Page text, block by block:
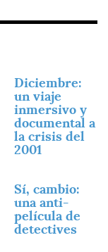
Diciembre:
un viaje
inmersivo y
documental a
la crisis del
2001
Sí, cambio:
una anti-
película de
detectives